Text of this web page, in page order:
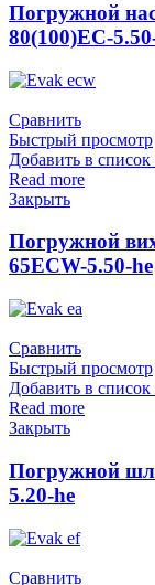
Погружной
80(100)EC-
Сравнить
Быстрый просмотр
Добавить в
Read more
Закрыть
Погружной
65ECW-5.50-he
Сравнить
Быстрый просмотр
Добавить в
Read more
Закрыть
Погружной
5.20-he
Сравнить